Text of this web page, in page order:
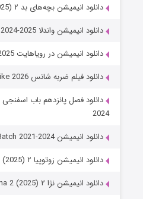
دانلود انیمیشن بچه‌های بد ۲ The Bad Guys 2 (2025)
دانلود انیمیشن واندلا WondLa 2024-2025
دانلود انیمیشن در رویاهایت In Your Dreams 2025
دانلود فیلم ضربه شانس Lucky Strike 2026
2024
دانلود انیمیشن Star Wars: The Bad Batch 2021-2024
دانلود انیمیشن زوتوپیا ۲ Zootopia 2 (2025)
دانلود انیمیشن نژا ۲ Ne Zha 2 (2025)